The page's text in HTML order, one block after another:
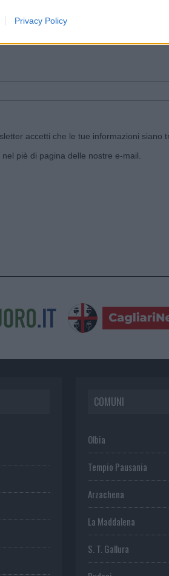
Privacy Policy
le ultime notizie pubblicate sul sito web!
accetti che le tue informazioni siano
piè di pagina delle nostre e-mail.
COMUNI
Olbia
Tempio Pausania
Arzachena
La Maddalena
S. T. Gallura